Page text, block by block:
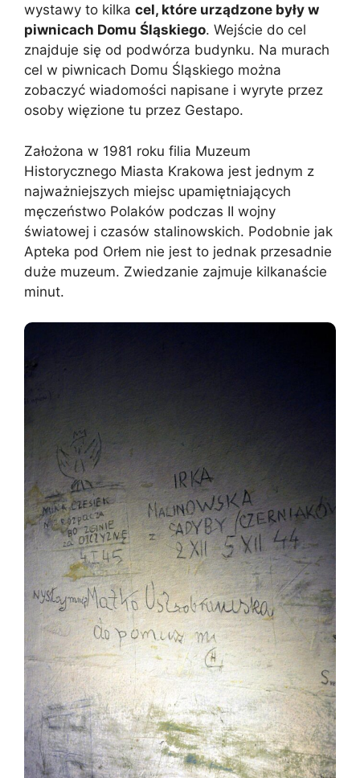
wystawy to kilka cel, które urządzone były w
piwnicach Domu Śląskiego. Wejście do cel
znajduje się od podwórza budynku. Na murach
cel w piwnicach Domu Śląskiego można
zobaczyć wiadomości napisane i wyryte przez
osoby więzione tu przez Gestapo.
Założona w 1981 roku filia Muzeum
Historycznego Miasta Krakowa jest jednym z
najważniejszych miejsc upamiętniających
męczeństwo Polaków podczas II wojny
światowej i czasów stalinowskich. Podobnie jak
Apteka pod Orłem nie jest to jednak przesadnie
duże muzeum. Zwiedzanie zajmuje kilkanaście
minut.